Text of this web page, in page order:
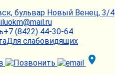
бульвар Новый Венец, 3/4
uokm@mail.ru
+7 (8422) 44-30-64
Для слабовидящих